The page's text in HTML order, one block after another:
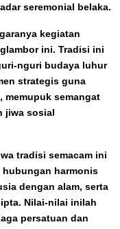
seremonial belaka.
kegiatan
ini. Tradisi ini
nguri budaya luhur
strategis guna
memupuk semangat
jiwa sosial
tradisi semacam ini
hubungan harmonis
dengan alam, serta
Nilai-nilai inilah
persatuan dan